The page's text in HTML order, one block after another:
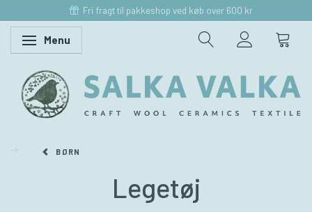
Fri fragt til pakkeshop ved køb over 600 kr
Skifte navigation
Menu
BØRN
Legetøj